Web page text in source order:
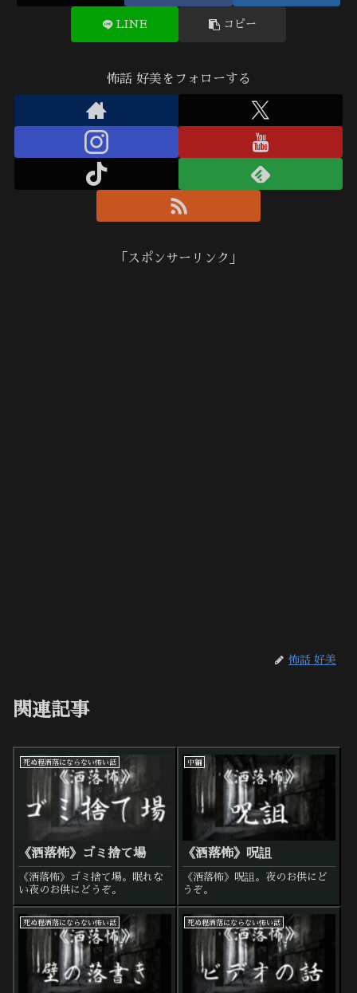
LINE コピー
怖話 好美をフォローする
「スポンサーリンク」
怖話 好美
関連記事
死ぬ程洒落にならない怖い話
《洒落怖》ゴミ捨て場
《洒落怖》ゴミ捨て場。眠れな
い夜のお供にどうぞ。
中編
《洒落怖》呪詛
《洒落怖》呪詛。夜のお供にど
うぞ。
死ぬ程洒落にならない怖い話 死ぬ程洒落にならない怖い話